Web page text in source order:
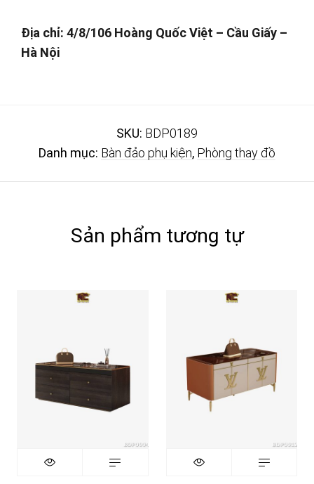
Địa chỉ: 4/8/106 Hoàng Quốc Việt – Cầu Giấy –
Hà Nội
SKU: BDP0189
Danh mục: Bàn đảo phụ kiện, Phòng thay đồ
Sản phẩm tương tự